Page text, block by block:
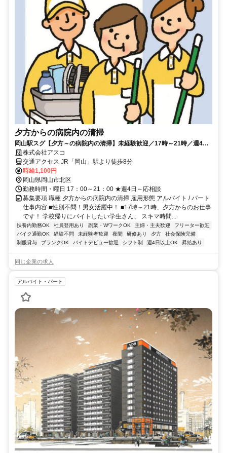
夕方からの病院内の清掃
岡山駅スグ【夕方～の病院内の清掃】未経験歓迎／17時～21時／週4日
～OK／日曜休み／WワークOK
株式会社アスコ
交通アクセス JR「岡山」駅より徒歩8分
時給1,100円
岡山県岡山市北区
勤務時間・曜日 17：00～21：00 ★週4日～応相談
募集要項 職種 夕方からの病院内の清掃 雇用形態 アルバイト / パート
仕事内容 ■性別不問！男女活躍中！ ■17時～21時、夕方からのお仕事
です！ 学校帰りにバイトしたい学生さん、 スキマ時間...
扶養内勤務OK 社員登用あり 副業・WワークOK 主婦・主夫歓迎
フリーター歓迎
バイク通勤OK
経験不問 未経験者歓迎 夜間 研修あり 夕方
社会保険完備
制服貸与
ブランクOK バイトデビュー歓迎 シフト制 週4日以上OK 昇給あり
同じ企業の求人
アルバイト・パート